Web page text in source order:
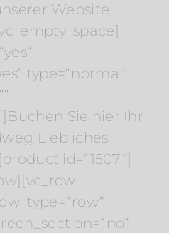
Website!
type=“normal“
Sie hier Ihr
Liebliches
id=“1507″]